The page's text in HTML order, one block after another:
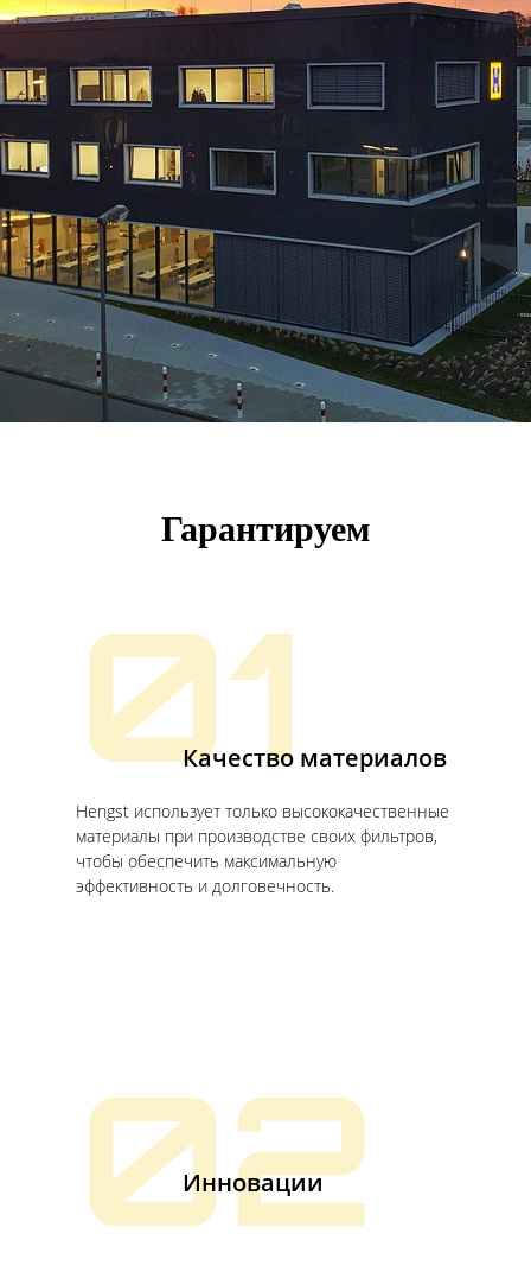
Гарантируем
01
Качество материалов
Hengst использует только высококачественные
материалы при производстве своих фильтров,
чтобы обеспечить максимальную
эффективность и долговечность.
02
Инновации